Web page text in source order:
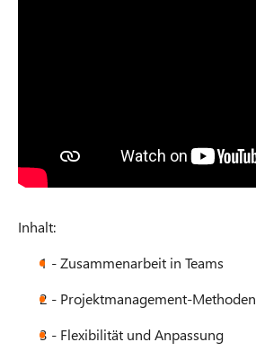
Inhalt:
1 - Zusammenarbeit in Teams
2 - Projektmanagement-Methoden
3 - Flexibilität und Anpassung